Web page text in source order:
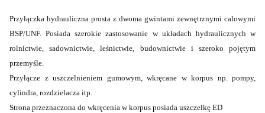
Przyłączka hydrauliczna prosta z dwoma gwintami zewnętrznymi calowymi
BSP/UNF.Posiada szerokie zastosowanie w układach hydraulicznych w
rolnictwie, sadownictwie, leśnictwie, budownictwie i szeroko pojętym
przemyśle.
Przyłącze z uszczelnieniem gumowym, wkręcane w korpus np. pompy,
cylindra, rozdzielacza itp.
Strona przeznaczona do wkręcenia w korpus posiada uszczelkę ED